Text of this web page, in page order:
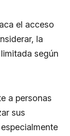
el acceso
la
según
a personas
sus